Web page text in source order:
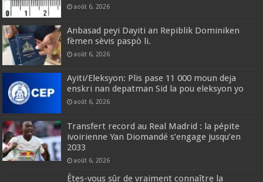
août 6, 2026
Anbasad peyi Dayiti an Repiblik Dominiken
fèmen sèvis paspò li.
août 6, 2026
Ayiti/Eleksyon: Plis pase 11 000 moun deja
enskri nan depatman Sid la pou eleksyon yo
août 6, 2026
Transfert record au Real Madrid : la pépite
ivoirienne Yan Diomandé s’engage jusqu’en
2033
août 6, 2026
Êtes-vous sûr de vraiment connaître la